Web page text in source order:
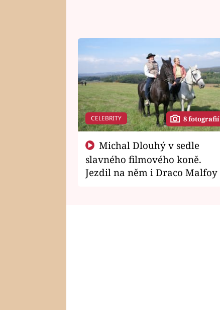
CELEBRITY 8 fotografií
slavného filmového koně.
Jezdil na něm i Draco Malfoy